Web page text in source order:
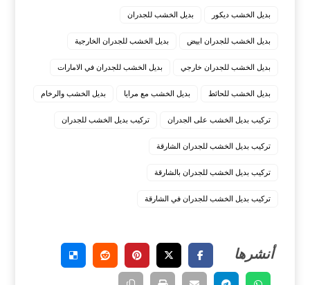
بديل الخشب ديكور بديل الخشب للجدران
بديل الخشب للجدران ابيض بديل الخشب للجدران الخارجية
بديل الخشب للجدران خارجي بديل الخشب للجدران في الامارات
بديل الخشب للحائط بديل الخشب مع مرايا بديل الخشب والرخام
تركيب بديل الخشب على الجدران تركيب بديل الخشب للجدران
تركيب بديل الخشب للجدران الشارقة
تركيب بديل الخشب للجدران بالشارقة
تركيب بديل الخشب للجدران في الشارقة